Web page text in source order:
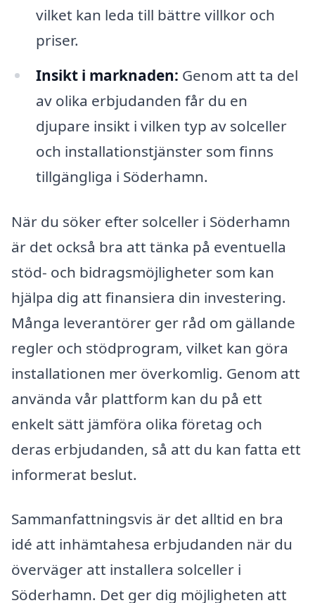
vilket kan leda till bättre villkor och
priser.
Insikt i marknaden: Genom att ta del
av olika erbjudanden får du en
djupare insikt i vilken typ av solceller
och installationstjänster som finns
tillgängliga i Söderhamn.
När du söker efter solceller i Söderhamn
är det också bra att tänka på eventuella
stöd- och bidragsmöjligheter som kan
hjälpa dig att finansiera din investering.
Många leverantörer ger råd om gällande
regler och stödprogram, vilket kan göra
installationen mer överkomlig. Genom att
använda vår plattform kan du på ett
enkelt sätt jämföra olika företag och
deras erbjudanden, så att du kan fatta ett
informerat beslut.
Sammanfattningsvis är det alltid en bra
idé att inhämtahesa erbjudanden när du
överväger att installera solceller i
Söderhamn. Det ger dig möjligheten att